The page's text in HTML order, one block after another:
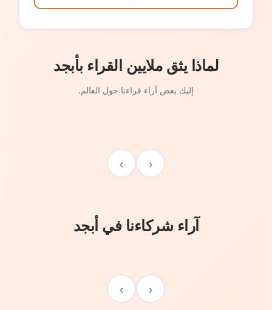
لماذا يثق ملايين القراء بأبجد
إليك بعض آراء قراءنا حول العالم.
‹
›
آراء شركاءنا في أبجد
‹
›